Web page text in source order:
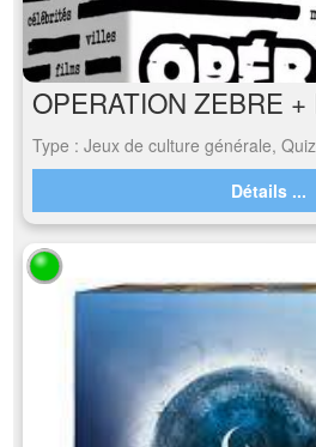
Type : Jeux de culture générale, Quiz
Détails ...